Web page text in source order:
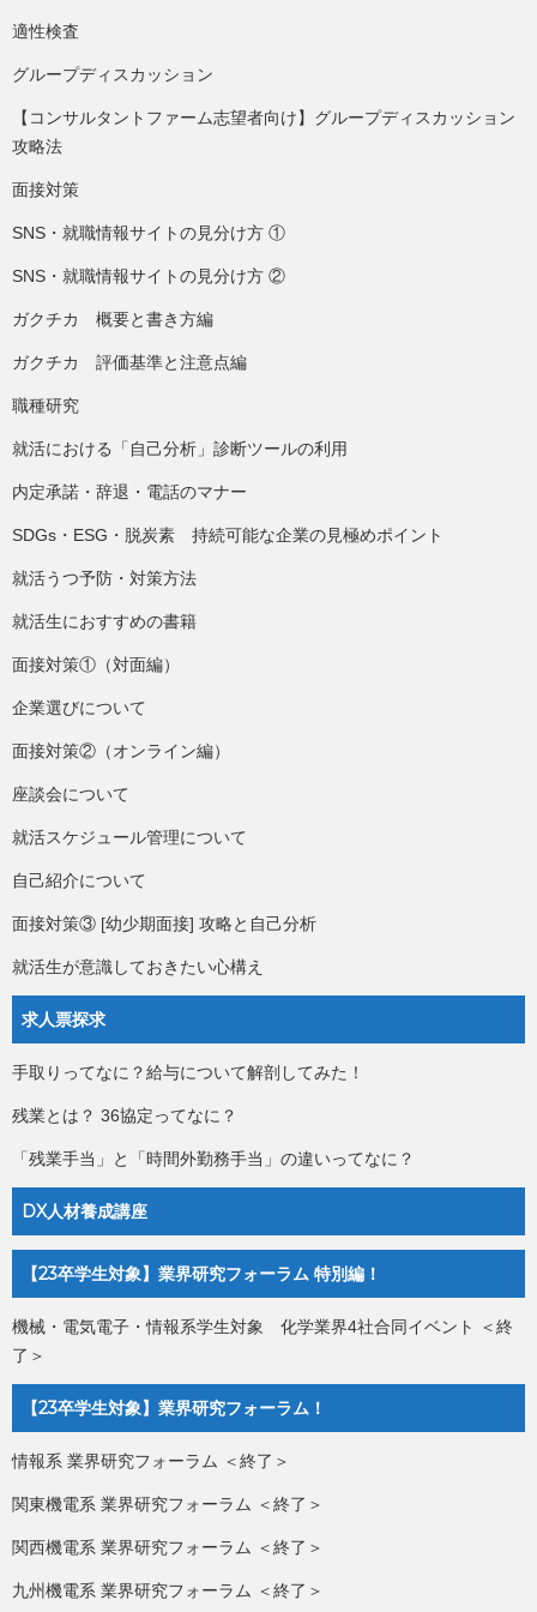
適性検査
グループディスカッション
【コンサルタントファーム志望者向け】グループディスカッション
攻略法
面接対策
SNS・就職情報サイトの見分け方 ①
SNS・就職情報サイトの見分け方 ②
ガクチカ 概要と書き方編
ガクチカ 評価基準と注意点編
職種研究
就活における「自己分析」診断ツールの利用
内定承諾・辞退・電話のマナー
SDGs・ESG・脱炭素 持続可能な企業の見極めポイント
就活うつ予防・対策方法
就活生におすすめの書籍
面接対策①（対面編）
企業選びについて
面接対策②（オンライン編）
座談会について
就活スケジュール管理について
自己紹介について
面接対策③ [幼少期面接] 攻略と自己分析
就活生が意識しておきたい心構え
求人票探求
手取りってなに？給与について解剖してみた！
残業とは？ 36協定ってなに？
「残業手当」と「時間外勤務手当」の違いってなに？
DX人材養成講座
【23卒学生対象】業界研究フォーラム 特別編！
機械・電気電子・情報系学生対象 化学業界4社合同イベント ＜終
了＞
【23卒学生対象】業界研究フォーラム！
情報系 業界研究フォーラム ＜終了＞
関東機電系 業界研究フォーラム ＜終了＞
関西機電系 業界研究フォーラム ＜終了＞
九州機電系 業界研究フォーラム ＜終了＞